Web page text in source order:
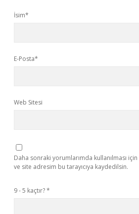
İsim*
E-Posta*
Web Sitesi
Daha sonraki yorumlarımda kullanılması
ve site adresim bu tarayıcıya kaydedilsin.
9 - 5 kaçtır?*